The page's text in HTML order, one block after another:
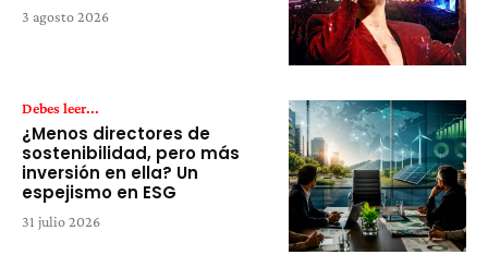
3 agosto 2026
Debes leer...
¿Menos directores de
sostenibilidad, pero más
inversión en ella? Un
espejismo en ESG
31 julio 2026